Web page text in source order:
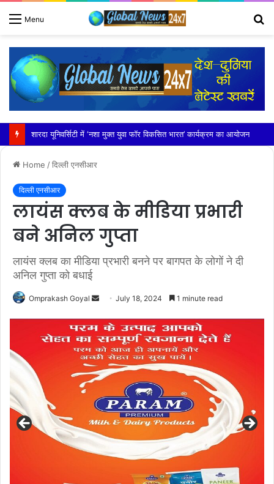
Menu
Home /दिल्ली एनसीआर
दिल्ली एनसीआर
लायंस क्लब के मीडिया प्रभारी
बने अनिल गुप्ता
लायंस क्लब का मीडिया प्रभारी बनने पर बागपत के लोगों ने दी
अनिल गुप्ता को बधाई
Omprakash Goyal
Send
email
July 18, 2024 1 minute read